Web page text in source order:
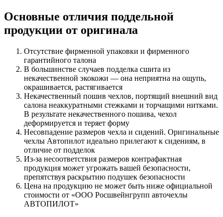
Основные отличия поддельной
продукции от оригинала
Отсутствие фирменной упаковки и фирменного
гарантийного талона
В большинстве случаев подделка сшита из
некачественной экокожи — она неприятна на ощупь,
окрашивается, растягивается
Некачественный пошив чехлов, портящий внешний вид
салона неаккуратными стежками и торчащими нитками.
В результате некачественного пошива, чехол
деформируется и теряет форму
Несовпадение размеров чехла и сидений. Оригинальные
чехлы Автопилот идеально прилегают к сидениям, в
отличие от подделок
Из-за несоответствия размеров контрафактная
продукция может угрожать вашей безопасности,
препятствуя раскрытию подушек безопасности
Цена на продукцию не может быть ниже официальной
стоимости от «ООО Росшвейнгрупп авточехлы
АВТОПИЛОТ»